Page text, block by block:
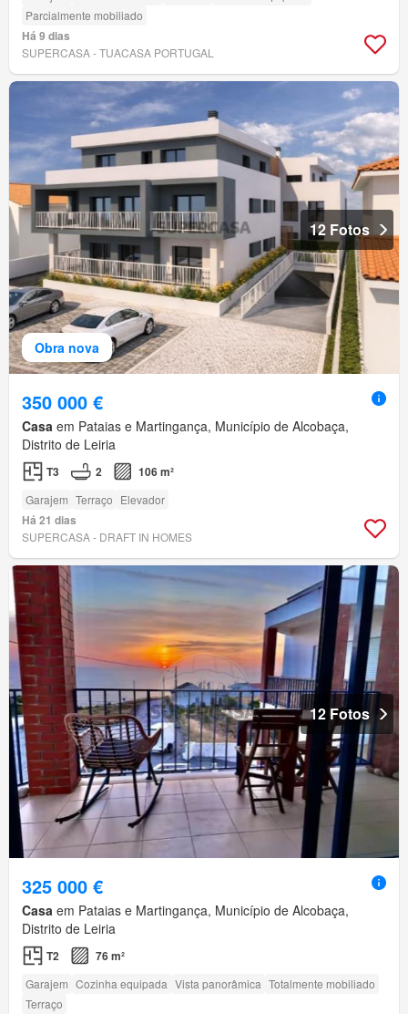
Parcialmente mobiliado
Há 9 dias
SUPERCASA - TUACASA PORTUGAL
Obra nova
12 Fotos
350 000 €
Casa em Pataias e Martingança, Município de Alcobaça,
Distrito de Leiria
T3 2 106 m²
Garajem Terraço Elevador
Há 21 dias
SUPERCASA - DRAFT IN HOMES
12 Fotos
325 000 €
Casa em Pataias e Martingança, Município de Alcobaça,
Distrito de Leiria
T2 76 m²
Garajem Cozinha equipada Vista panorâmica Totalmente mobiliado
Terraço